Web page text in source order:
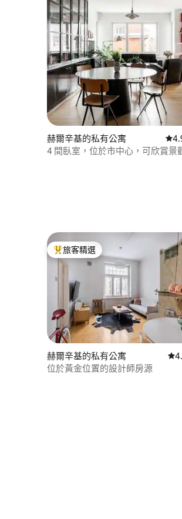
赫爾辛基的私有公寓 從
4 間臥室，位於市中心，可欣賞景
旅客精選榜首
旅客精選
赫爾辛基的私有公寓 從
位於黃金位置的設計師房源